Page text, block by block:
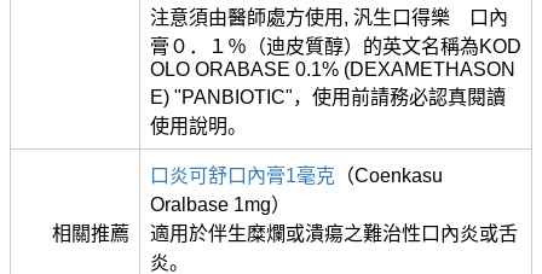
注意須由醫師處方使用, 汎生口得樂 口內
膏０．１％（迪皮質醇）的英文名稱為KOD
OLO ORABASE 0.1% (DEXAMETHASON
E) "PANBIOTIC"，使用前請務必認真閱讀
使用說明。
相關推薦
口炎可舒口內膏1毫克 （Coenkasu
Oralbase 1mg）
適用於伴生糜爛或潰瘍之難治性口內炎或舌
炎。